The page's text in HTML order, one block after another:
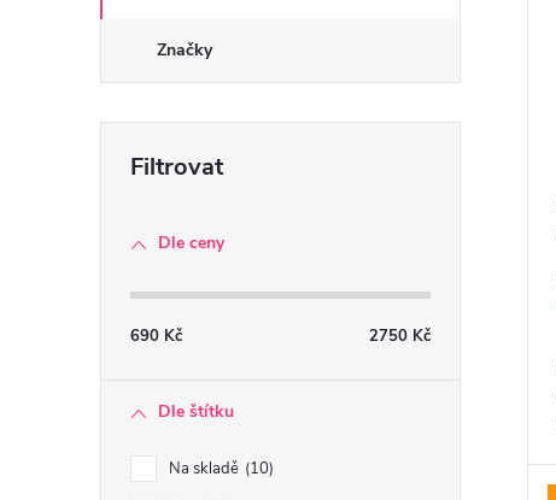
Značky
Dle ceny
690 Kč 2750 Kč
Dle štítku
Na skladě 10